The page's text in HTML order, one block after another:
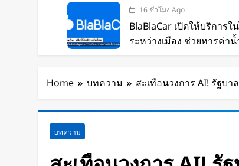
16 ชั่วโมง Ago
BlaBlaCar เปิดให้บริการ
ระหว่างเมือง ช่วยหารค่า
กำไรพุ่ง SK Hynix ทำสถิ
เท่า
Home บทความ สะเทือนวงการ AI! รัฐบ
บทความ